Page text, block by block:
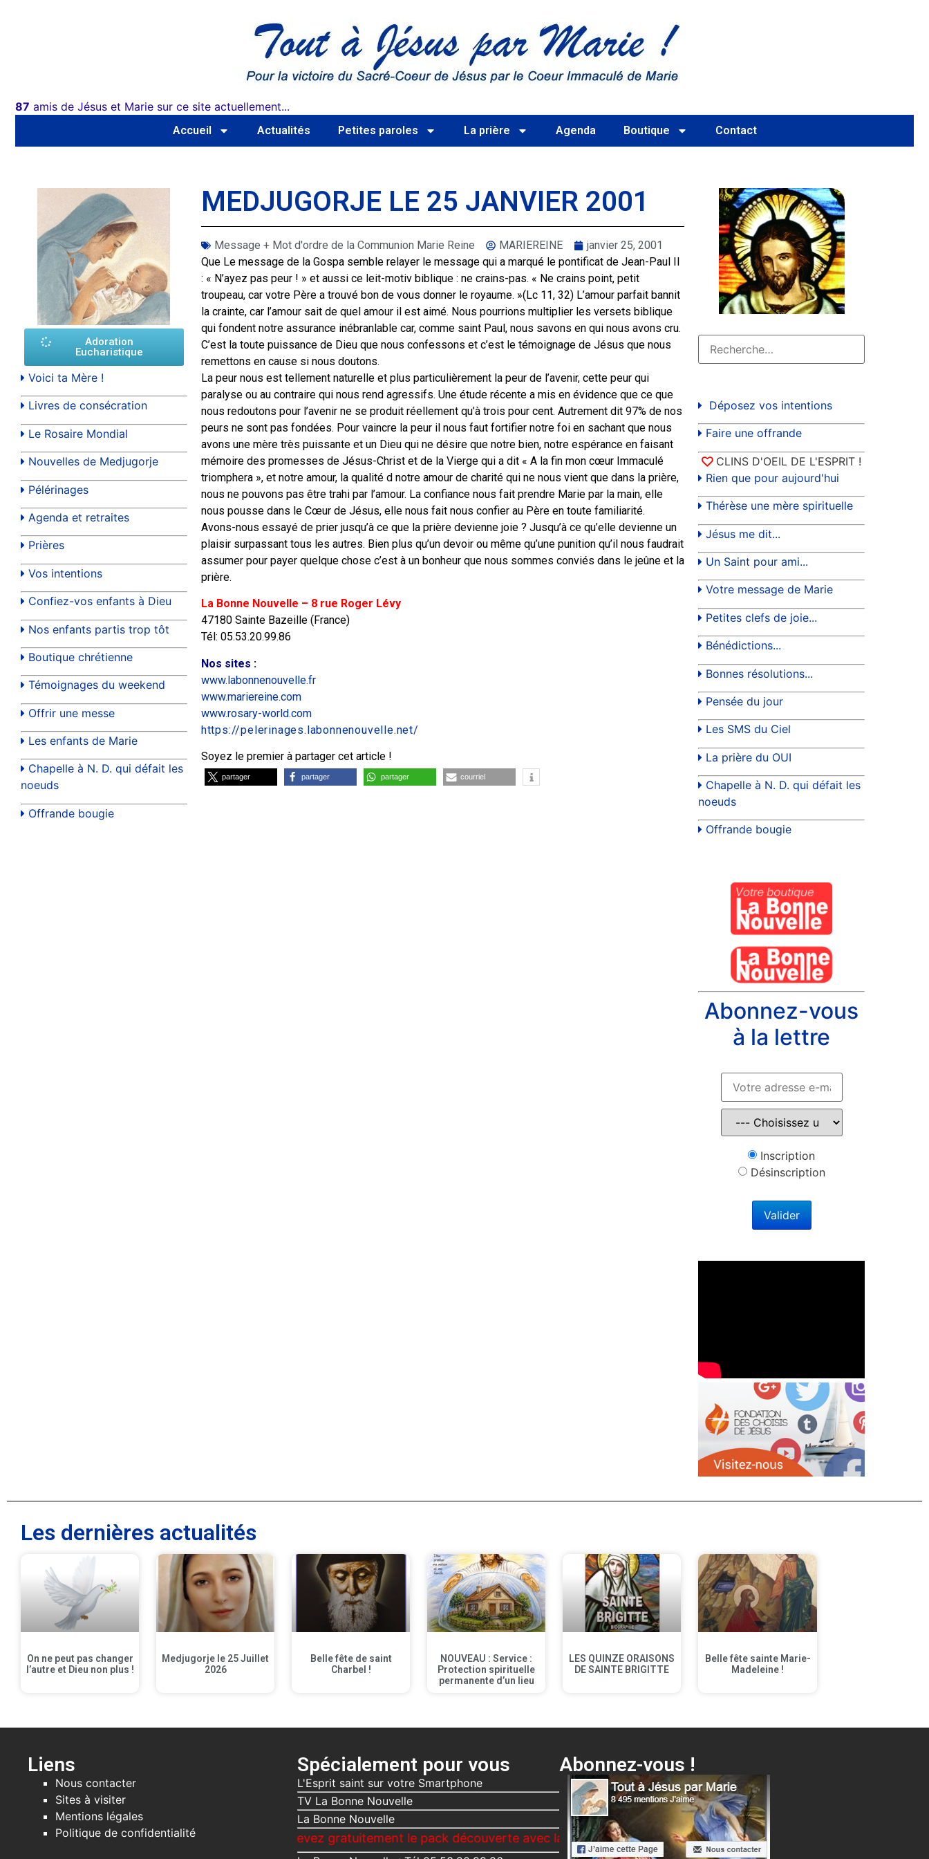
87 amis de Jésus et Marie sur ce site actuellement...
Accueil Actualités Petites paroles La prière Agenda Boutique Contact
Adoration
Eucharistique
Voici ta Mère !
Livres de consécration
Le Rosaire Mondial
Nouvelles de Medjugorje
Pélérinages
Agenda et retraites
Prières
Vos intentions
Confiez-vos enfants à Dieu
Nos enfants partis trop tôt
Boutique chrétienne
Témoignages du weekend
Offrir une messe
Les enfants de Marie
Chapelle à N. D. qui défait les
noeuds
Offrande bougie
MEDJUGORJE LE 25 JANVIER 2001
Message + Mot d'ordre de la Communion Marie Reine MARIEREINE
janvier 25, 2001
Que Le message de la Gospa semble relayer le message qui a marqué le pontificat de Jean-Paul II
: « N’ayez pas peur ! » et aussi ce leit-motiv biblique : ne crains-pas. « Ne crains point, petit
troupeau, car votre Père a trouvé bon de vous donner le royaume. »(Lc 11, 32) L’amour parfait bannit
la crainte, car l’amour sait de quel amour il est aimé. Nous pourrions multiplier les versets biblique
qui fondent notre assurance inébranlable car, comme saint Paul, nous savons en qui nous avons cru.
C’est la toute puissance de Dieu que nous confessons et c’est le témoignage de Jésus que nous
remettons en cause si nous doutons.
La peur nous est tellement naturelle et plus particulièrement la peur de l’avenir, cette peur qui
paralyse ou au contraire qui nous rend agressifs. Une étude récente a mis en évidence que ce que
nous redoutons pour l’avenir ne se produit réellement qu’à trois pour cent. Autrement dit 97% de nos
peurs ne sont pas fondées. Pour vaincre la peur il nous faut fortifier notre foi en sachant que nous
avons une mère très puissante et un Dieu qui ne désire que notre bien, notre espérance en faisant
mémoire des promesses de Jésus-Christ et de la Vierge qui a dit « A la fin mon cœur Immaculé
triomphera », et notre amour, la qualité d notre amour de charité qui ne nous vient que dans la prière,
nous ne pouvons pas être trahi par l’amour. La confiance nous fait prendre Marie par la main, elle
nous pousse dans le Cœur de Jésus, elle nous fait nous confier au Père en toute familiarité.
Avons-nous essayé de prier jusqu’à ce que la prière devienne joie ? Jusqu’à ce qu’elle devienne un
plaisir surpassant tous les autres. Bien plus qu’un devoir ou même qu’une punition qu’il nous faudrait
assumer pour payer quelque chose c’est à un bonheur que nous sommes conviés dans le jeûne et la
prière.
La Bonne Nouvelle – 8 rue Roger Lévy
47180 Sainte Bazeille (France)
Tél: 05.53.20.99.86
Nos sites :
www.labonnenouvelle.fr
www.mariereine.com
www.rosary-world.com
https://pelerinages.labonnenouvelle.net/
Soyez le premier à partager cet article !
partager partager partager courriel
Déposez vos intentions
Faire une offrande
CLINS D'OEIL DE L'ESPRIT !
Rien que pour aujourd'hui
Thérèse une mère spirituelle
Jésus me dit...
Un Saint pour ami...
Votre message de Marie
Petites clefs de joie...
Bénédictions...
Bonnes résolutions...
Pensée du jour
Les SMS du Ciel
La prière du OUI
Chapelle à N. D. qui défait les
noeuds
Offrande bougie
Abonnez-vous
à la lettre
Inscription
Désinscription
Les dernières actualités
On ne peut pas changer
l’autre et Dieu non plus !
Medjugorje le 25 Juillet
2026
Belle fête de saint
Charbel !
NOUVEAU : Service :
Protection spirituelle
permanente d’un lieu
LES QUINZE ORAISONS
DE SAINTE BRIGITTE
Belle fête sainte Marie-
Madeleine !
Liens
Nous contacter
Sites à visiter
Mentions légales
Politique de confidentialité
Spécialement pour vous
L'Esprit saint sur votre Smartphone
TV La Bonne Nouvelle
La Bonne Nouvelle
Recevez gratuitement le pack découverte avec la Bonne Nouvelle, Le Voici ta Mère + différentes surprises…
Abonnez-vous !